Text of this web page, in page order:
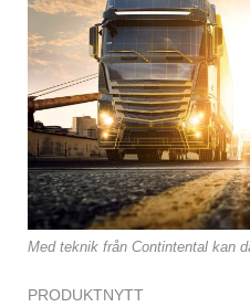
Med teknik från Contintental kan
PRODUKTNYTT